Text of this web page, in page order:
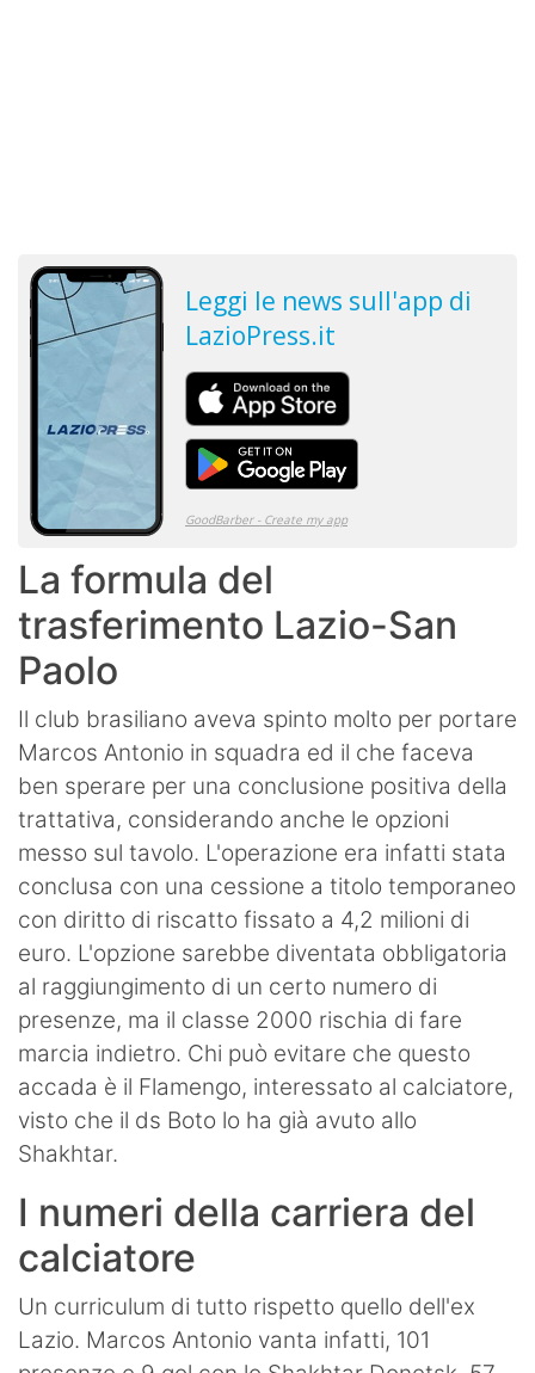
La formula del
trasferimento Lazio-San
Paolo
Il club brasiliano aveva spinto molto per portare
Marcos Antonio in squadra ed il che faceva
ben sperare per una conclusione positiva della
trattativa, considerando anche le opzioni
messo sul tavolo. L'operazione era infatti stata
conclusa con una cessione a titolo temporaneo
con diritto di riscatto fissato a 4,2 milioni di
euro. L'opzione sarebbe diventata obbligatoria
al raggiungimento di un certo numero di
presenze, ma il classe 2000 rischia di fare
marcia indietro. Chi può evitare che questo
accada è il Flamengo, interessato al calciatore,
visto che il ds Boto lo ha già avuto allo
Shakhtar.
I numeri della carriera del
calciatore
Un curriculum di tutto rispetto quello dell'ex
Lazio. Marcos Antonio vanta infatti, 101